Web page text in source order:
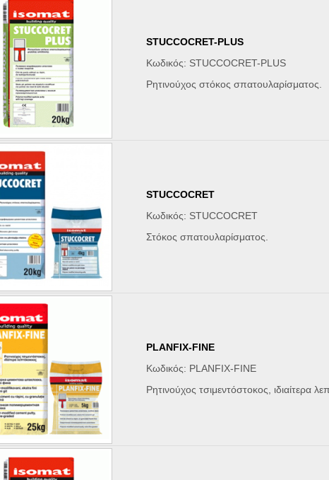
STUCCOCRET-PLUS
Κωδικός: STUCCOCRET-PLUS
Ρητινούχος στόκος σπατουλαρίσματος.
STUCCOCRET
Κωδικός: STUCCOCRET
Στόκος σπατουλαρίσματος.
PLANFIX-FINE
Κωδικός: PLANFIX-FINE
Ρητινούχος τσιμεντόστοκος, ιδιαίτερα